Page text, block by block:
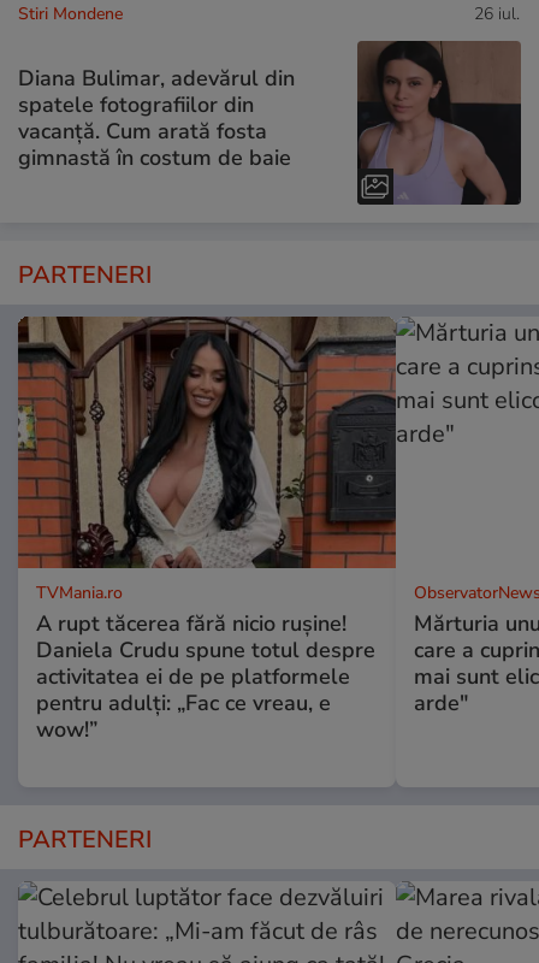
Stiri Mondene 26 iul.
Diana Bulimar, adevărul din
spatele fotografiilor din
vacanță. Cum arată fosta
gimnastă în costum de baie
PARTENERI
TVMania.ro
A rupt tăcerea fără nicio rușine!
Daniela Crudu spune totul despre
activitatea ei de pe platformele
pentru adulți: „Fac ce vreau, e
wow!”
Mărturia
care a
mai sunt
arde"
PARTENERI